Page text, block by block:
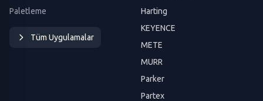
Paletleme
Tüm Uygulamalar
Harting
KEYENCE
METE
MURR
Parker
Partex